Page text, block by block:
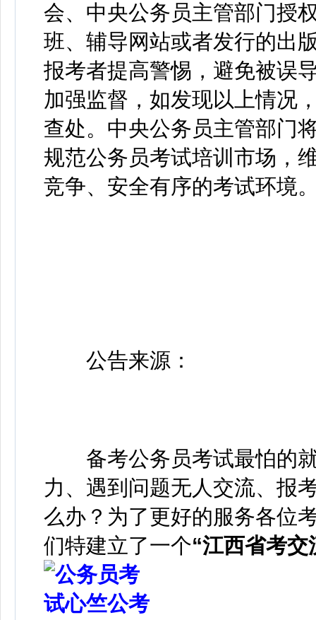
会、中央公务员主管部门授
班、辅导网站或者发行的出
报考者提高警惕，避免被误
加强监督，如发现以上情况
查处。中央公务员主管部门
规范公务员考试培训市场，
竞争、安全有序的考试环境
公告来源：
备考公务员考试最怕的就
力、遇到问题无人交流、报
么办？为了更好的服务各位
们特建立了一个“江西省考交